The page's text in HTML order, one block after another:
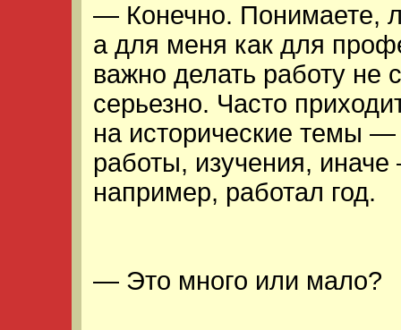
— Конечно. Понимаете,
а для меня как для
важно делать работу не
серьезно. Часто
на исторические темы —
работы, изучения,
например, работал год.
— Это много или мало?